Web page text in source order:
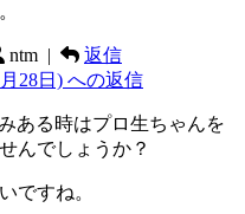
ntm |
返信
28日) への返信
ある時はプロ生ちゃんを
んでしょうか？
ですね。